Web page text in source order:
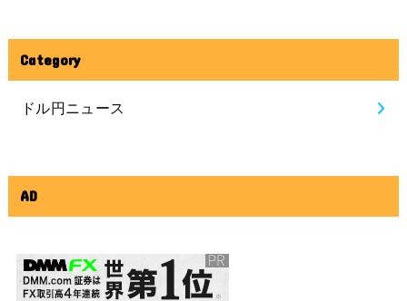
Category
ドル円ニュース
AD